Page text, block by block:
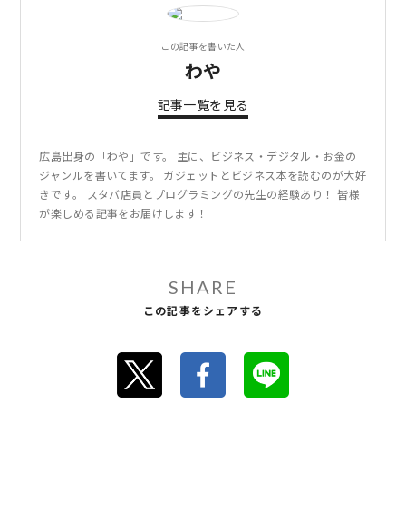
この記事を書いた人
わや
記事一覧を見る
広島出身の「わや」です。 主に、ビジネス・デジタル・お金の
ジャンルを書いてます。 ガジェットとビジネス本を読むのが大好
きです。 スタバ店員とプログラミングの先生の経験あり！ 皆様
が楽しめる記事をお届けします！
SHARE
この記事をシェアする